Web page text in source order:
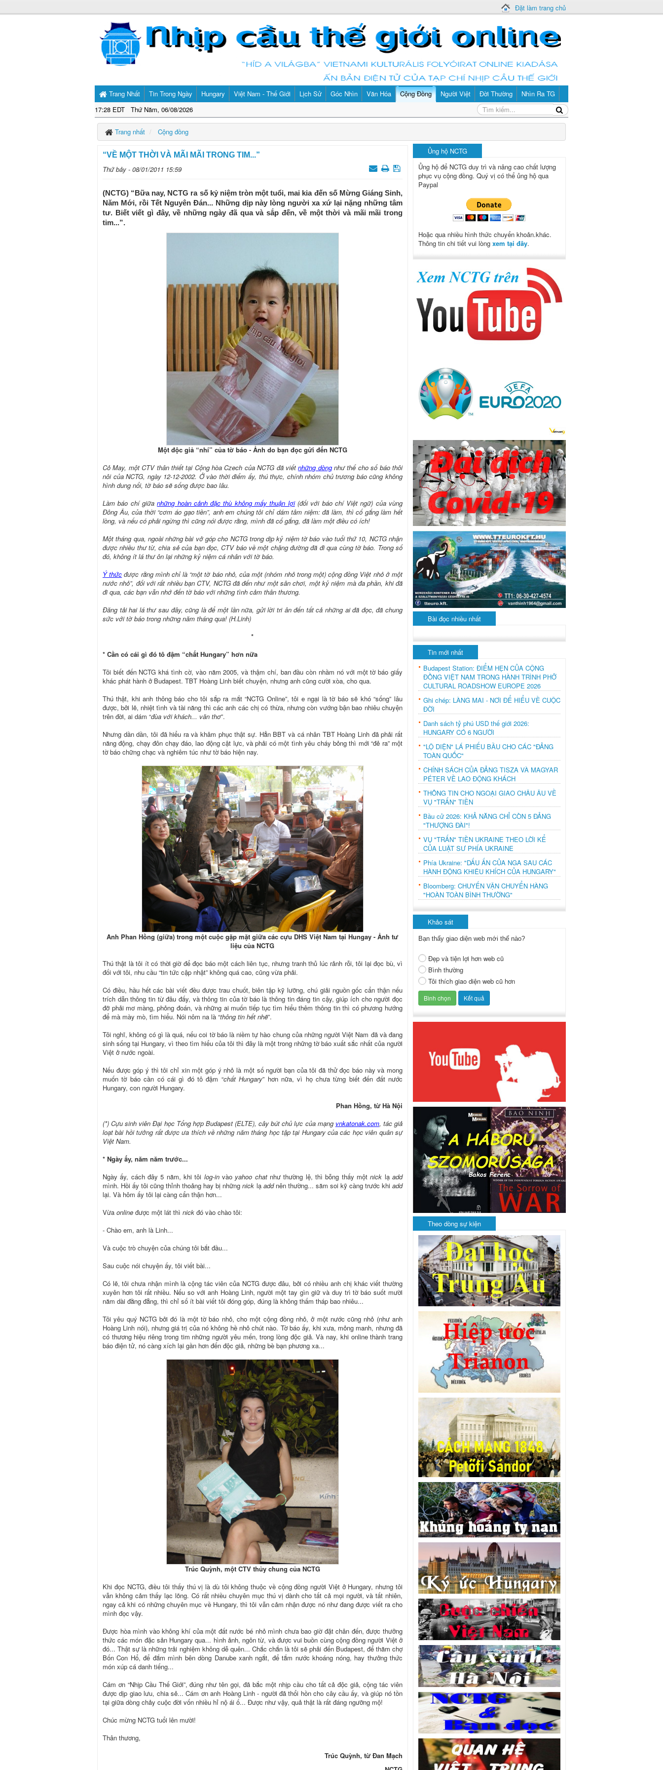
Đặt làm trang chủ
Trang Nhất
17:28 EDT Thứ Năm, 06/08/2026
Tin Trong Ngày Hungary Việt Nam - Thế Giới Lịch Sử Góc Nhìn Văn Hóa Cộng Đồng Người Việt Đời Thường Nhìn Ra TG
Trang nhất Cộng đồng
“VỀ MỘT THỜI VÀ MÃI MÃI TRONG TIM...”
Thứ bảy - 08/01/2011 15:59
(NCTG) “Bữa nay, NCTG ra số kỷ niệm tròn một tuổi, mai kia đến số Mừng Giáng Sinh,
Năm Mới, rồi Tết Nguyên Đán... Những dịp này lòng người xa xứ lại nặng những tâm
tư. Biết viết gì đây, về những ngày đã qua và sắp đến, về một thời và mãi mãi trong
tim...”.
Một độc giả “nhí” của tờ báo - Ảnh do bạn đọc gửi đến NCTG
Cỏ May, một CTV thân thiết tại Cộng hòa Czech của NCTG đã viếtnhững dòngnhư thế cho số báo thôi
nôi của NCTG, ngày 12-12-2002. Ở vào thời điểm ấy, thú thực, chính nhóm chủ trương báo cũng không
hình dung nổi, tờ báo sẽ sống được bao lâu.
Làm báo chí giữanhững hoàn cảnh đặc thù không mấy thuận lợi(đối với báo chí Việt ngữ) của vùng
Đông Âu, của thời “cơm áo gạo tiền”, anh em chúng tôi chỉ dám tâm niệm: đã làm, thì cố gắng làm hết
lòng, và nếu có phải ngừng thì cũng nói được rằng, mình đã cố gắng, đã làm một điều có ích!
Một tháng qua, ngoài những bài vở góp cho NCTG trong dịp kỷ niệm tờ báo vào tuổi thứ 10, NCTG nhận
được nhiều thư từ, chia sẻ của bạn đọc, CTV báo về một chặng đường đã đi qua cùng tờ báo. Trong số
đó, không ít lá thư ôn lại những kỷ niệm cá nhân với tờ báo.
Ý thức được rằng mình chỉ là “một tờ báo nhỏ, của một (nhóm nhỏ trong một) cộng đồng Việt nhỏ ở một
nước nhỏ”, đối với rất nhiều bạn CTV, NCTG đã đến như một sân chơi, một kỷ niệm mà đa phần, khi đã
đi qua, các bạn vẫn nhớ đến tờ báo với những tình cảm thân thương.
Đăng tải hai lá thư sau đây, cũng là để một lần nữa, gửi lời tri ân đến tất cả những ai đã đọc, đã chung
sức với tờ báo trong những năm tháng qua! (H.Linh)
*
* Cần có cái gì đó tô đậm “chất Hungary” hơn nữa
Tôi biết đến NCTG khá tình cờ, vào năm 2005, và thậm chí, ban đầu còn nhầm nó với một tờ báo giấy
khác phát hành ở Budapest. TBT Hoàng Linh biết chuyện, nhưng anh cũng cười xòa, cho qua.
Thú thật, khi anh thông báo cho tôi sắp ra mắt “NCTG Online”, tôi e ngại là tờ báo sẽ khó “sống” lâu
được, bởi lẽ, nhiệt tình và tài năng thì các anh các chị có thừa, nhưng còn vướng bận bao nhiêu chuyện
trên đời, ai dám “đùa với khách... văn thơ”.
Nhưng dần dần, tôi đã hiểu ra và khâm phục thật sự. Hẳn BBT và cá nhân TBT Hoàng Linh đã phải rất
năng động, chạy đôn chạy đáo, lao động cật lực, và phải có một tình yêu cháy bỏng thì mới “đẻ ra” một
tờ báo chững chạc và nghiêm túc như tờ báo hiện nay.
Anh Phan Hồng (giữa) trong một cuộc gặp mặt giữa các cựu DHS Việt Nam tại Hungay - Ảnh tư
liệu của NCTG
Thú thật là tôi ít có thời giờ để đọc báo một cách liên tục, nhưng tranh thủ lúc rảnh rỗi, tôi lại đọc bù, vì
đối với tôi, nhu cầu “tin tức cập nhật” không quá cao, cũng vừa phải.
Có điều, hầu hết các bài viết đều được trau chuốt, biên tập kỹ lưỡng, chú giải nguồn gốc cẩn thận nếu
trích dẫn thông tin từ đâu đấy, và thông tin của tờ báo là thông tin đáng tin cậy, giúp ích cho người đọc
đỡ phải mơ màng, phỏng đoán, và những ai muốn tiếp tục tìm hiểu thêm thông tin thì có phương hướng
để mà mày mò, tìm hiểu. Nói nôm na là “thông tin hết nhẽ”.
Tôi nghĩ, không có gì là quá, nếu coi tờ báo là niềm tự hào chung của những người Việt Nam đã và đang
sinh sống tại Hungary, vì theo tìm hiểu của tôi thì đây là một trong những tờ báo xuất sắc nhất của người
Việt ở nước ngoài.
Nếu được góp ý thì tôi chỉ xin một góp ý nhỏ là một số người bạn của tôi đã thử đọc báo này và mong
muốn tờ báo cần có cái gì đó tô đậm “chất Hungary” hơn nữa, vì họ chưa từng biết đến đất nước
Hungary, con người Hungary.
Phan Hồng, từ Hà Nội
(*) Cựu sinh viên Đại học Tổng hợp Budapest (ELTE), cây bút chủ lực của mạng vnkatonak.com, tác giả
loạt bài hồi tưởng rất được ưa thích về những năm tháng học tập tại Hungary của các học viên quân sự
Việt Nam.
* Ngày ấy, năm năm trước...
Ngày ấy, cách đây 5 năm, khi tôi log-invào yahoo chatnhư thường lệ, thì bỗng thấy mộtnick lạadd
mình. Hồi ấy tôi cũng thỉnh thoảng hay bị nhữngnick lạ addnên thường... săm soi kỹ càng trước khi add
lại. Và hôm ấy tôi lại càng cẩn thận hơn...
Vừa online được một lát thì nick đó vào chào tôi:
- Chào em, anh là Linh...
Và cuộc trò chuyện của chúng tôi bắt đầu...
Sau cuộc nói chuyện ấy, tôi viết bài...
Có lẽ, tôi chưa nhận mình là cộng tác viên của NCTG được đâu, bởi có nhiều anh chị khác viết thường
xuyên hơn tôi rất nhiều. Nếu so với anh Hoàng Linh, người một tay gìn giữ và duy trì tờ báo suốt mười
năm dài đằng đẵng, thì chỉ số ít bài viết tôi đóng góp, đúng là không thấm tháp bao nhiêu...
Tôi yêu quý NCTG bởi đó là một tờ báo nhỏ, cho một cộng đồng nhỏ, ở một nước cũng nhỏ (như anh
Hoàng Linh nói), nhưng giá trị của nó không hề nhỏ chút nào. Tờ báo ấy, khi xưa, mỏng manh, nhưng đã
có thương hiệu riêng trong tim những người yêu mến, trong lòng độc giả. Và nay, khi online thành trang
báo điện tử, nó càng xích lại gần hơn đến độc giả, những bè bạn phương xa...
Trúc Quỳnh, một CTV thủy chung của NCTG
Khi đọc NCTG, điều tôi thấy thú vị là dù tôi không thuộc về cộng đồng người Việt ở Hungary, nhưng tôi
vẫn không cảm thấy lạc lõng. Có rất nhiều chuyên mục thú vị dành cho tất cả mọi người, và tất nhiên,
ngay cả khi có những chuyên mục về Hungary, thì tôi vẫn cảm nhận được nó như đang được viết ra cho
mình đọc vậy.
Được hòa mình vào không khí của một đất nước bé nhỏ mình chưa bao giờ đặt chân đến, được thưởng
thức các món đặc sản Hungary qua... hình ảnh, ngôn từ, và được vui buồn cùng cộng đồng người Việt ở
đó... Thật sự là những trải nghiệm không dễ quên... Chắc chắn là tôi sẽ phải đến Budapest, để thăm chợ
Bốn Con Hổ, để đắm mình bên dòng Danube xanh ngắt, để tắm nước khoáng nóng, hay thưởng thức
món xúp cá danh tiếng...
Cám ơn “Nhịp Cầu Thế Giới”, đúng như tên gọi, đã bắc một nhịp cầu cho tất cả độc giả, cộng tác viên
được dịp giao lưu, chia sẻ... Cám ơn anh Hoàng Linh - người đã thổi hồn cho cây cầu ấy, và giúp nó tồn
tại giữa dòng chảy cuộc đời vốn nhiều hỉ nộ ái ố... Được như vậy, quả thật là rất đáng ngưỡng mộ!
Chúc mừng NCTG tuổi lên mười!
Thân thương,
Trúc Quỳnh, từ Đan Mạch
Ủng hộ NCTG
Ủng hộ để NCTG duy trì và nâng cao chất lượng
phục vụ cộng đồng. Quý vị có thể ủng hộ qua
Paypal
Hoặc qua nhiều hình thức chuyển khoản.khác.
Thông tin chi tiết vui lòng xem tại đây.
Bài đọc nhiều nhất
Tin mới nhất
Budapest Station: ĐIỂM HẸN CỦA CỘNG
ĐỒNG VIỆT NAM TRONG HÀNH TRÌNH PHỞ
CULTURAL ROADSHOW EUROPE 2026
Ghi chép: LÀNG MAI - NƠI ĐỂ HIỂU VỀ CUỘC
ĐỜI
Danh sách tỷ phú USD thế giới 2026:
HUNGARY CÓ 6 NGƯỜI
"LỘ DIỆN" LÁ PHIẾU BẦU CHO CÁC "ĐẢNG
TOÀN QUỐC"
CHÍNH SÁCH CỦA ĐẢNG TISZA VÀ MAGYAR
PÉTER VỀ LAO ĐỘNG KHÁCH
THÔNG TIN CHO NGOẠI GIAO CHÂU ÂU VỀ
VỤ "TRẤN" TIỀN
Bầu cử 2026: KHẢ NĂNG CHỈ CÒN 5 ĐẢNG
"THƯỢNG ĐÀI"!
VỤ "TRẤN" TIỀN UKRAINE THEO LỜI KỂ
CỦA LUẬT SƯ PHÍA UKRAINE
Phía Ukraine: "DẤU ẤN CỦA NGA SAU CÁC
HÀNH ĐỘNG KHIÊU KHÍCH CỦA HUNGARY"
Bloomberg: CHUYẾN VẬN CHUYỂN HÀNG
"HOÀN TOÀN BÌNH THƯỜNG"
Khảo sát
Bạn thấy giao diện web mới thế nào?
Đẹp và tiện lợi hơn web cũ
Bình thường
Tôi thích giao diện web cũ hơn
Theo dòng sự kiện